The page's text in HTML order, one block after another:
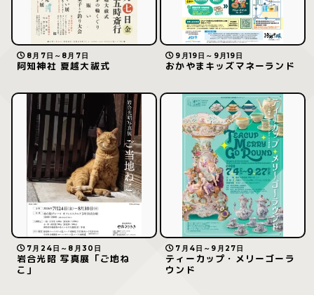
8月7日～8月7日
阿知神社 夏越大祓式
9月19日～9月19日
おかやまキッズマネーランド
7月24日～8月30日
岩合光昭 写真展「ご地ね
こ」
7月4日～9月27日
ティーカップ・メリーゴーラ
ウンド